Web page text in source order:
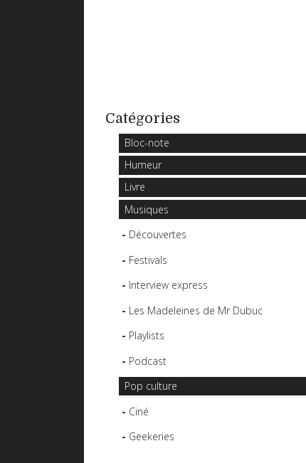
Catégories
Bloc-note
Humeur
Livre
Musiques
Découvertes
Festivals
Interview express
Les Madeleines de Mr Dubuc
Playlists
Podcast
Pop culture
Ciné
Geekeries